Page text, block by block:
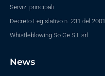
Servizi principali
Decreto Legislativo n. 231 del 2001
Whistleblowing So.Ge.S.I. srl
News